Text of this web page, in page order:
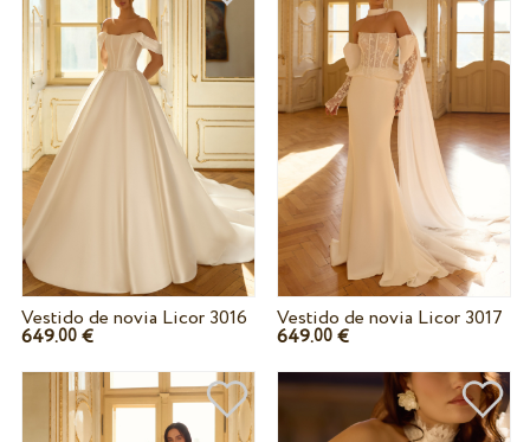
Vestido de novia Licor 3016
649.00€
Vestido de novia Licor 3017
649.00 €